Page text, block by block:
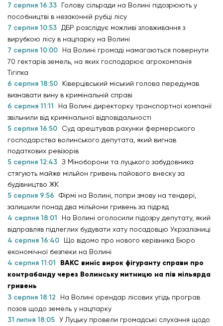
7 серпня 16:33
Голову сільради на Волині підозрюють у
пособництві в незаконній рубці лісу
7 серпня 10:53
ДБР розслідує можливі зловживання з
вирубкою лісу в нацпарку на Волині
7 серпня 10:00
На Волині громаді намагаються повернути
70 гектарів земель, на яких господарює агрокомпанія
Тігіпка
6 серпня 18:50
Ківерцівський міський голова передумав
визнавати вину в кримінальній справі
6 серпня 11:11
На Волині директорку транспортної компанії
звільнили від кримінальної відповідальності
5 серпня 16:50
Суд арештував рахунки фермерського
господарства волинського депутата, який вигнав
податкових ревізорів
5 серпня 12:43 З Міноборони та луцького забудовника
стягують майже мільйон гривень пайового внеску за
будівництво ЖК
5 серпня 9:56
Фірмі на Волині, попри змову на тендері,
залишили понад два мільйони гривень за підряд
4 серпня 18:01
На Волині оголосили підозру депутату, який
відправляв підлеглих будувати хату посадовцю Укрзалізниці
4 серпня 16:40
Що відомо про нового керівника Бюро
економічної безпеки на Волині
4 серпня 11:01
ВАКС виніс вирок фігуранту справи про
контрабанду через Волинську митницю на пів мільярда
гривень
3 серпня 18:12
На Волині орендар лісових угідь програв
позов щодо земель у нацпарку
31 липня 18:05 У Луцьку провели громадські слухання щодо